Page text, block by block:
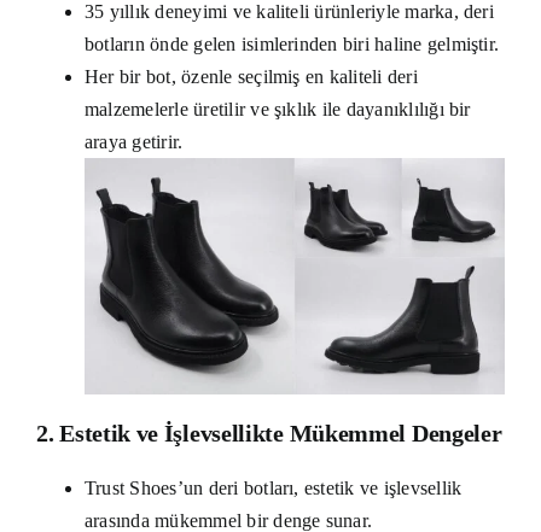
35 yıllık deneyimi ve kaliteli ürünleriyle marka, deri
botların önde gelen isimlerinden biri haline gelmiştir.
Her bir bot, özenle seçilmiş en kaliteli deri
malzemelerle üretilir ve şıklık ile dayanıklılığı bir
araya getirir.
2. Estetik ve İşlevsellikte Mükemmel Dengeler
Trust Shoes’un deri botları, estetik ve işlevsellik
arasında mükemmel bir denge sunar.